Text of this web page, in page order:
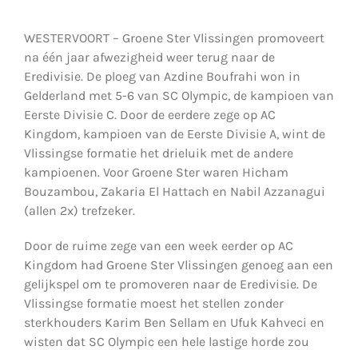
WESTERVOORT – Groene Ster Vlissingen promoveert
na één jaar afwezigheid weer terug naar de
Eredivisie. De ploeg van Azdine Boufrahi won in
Gelderland met 5-6 van SC Olympic, de kampioen van
Eerste Divisie C. Door de eerdere zege op AC
Kingdom, kampioen van de Eerste Divisie A, wint de
Vlissingse formatie het drieluik met de andere
kampioenen. Voor Groene Ster waren Hicham
Bouzambou, Zakaria El Hattach en Nabil Azzanagui
(allen 2x) trefzeker.
Door de ruime zege van een week eerder op AC
Kingdom had Groene Ster Vlissingen genoeg aan een
gelijkspel om te promoveren naar de Eredivisie. De
Vlissingse formatie moest het stellen zonder
sterkhouders Karim Ben Sellam en Ufuk Kahveci en
wisten dat SC Olympic een hele lastige horde zou